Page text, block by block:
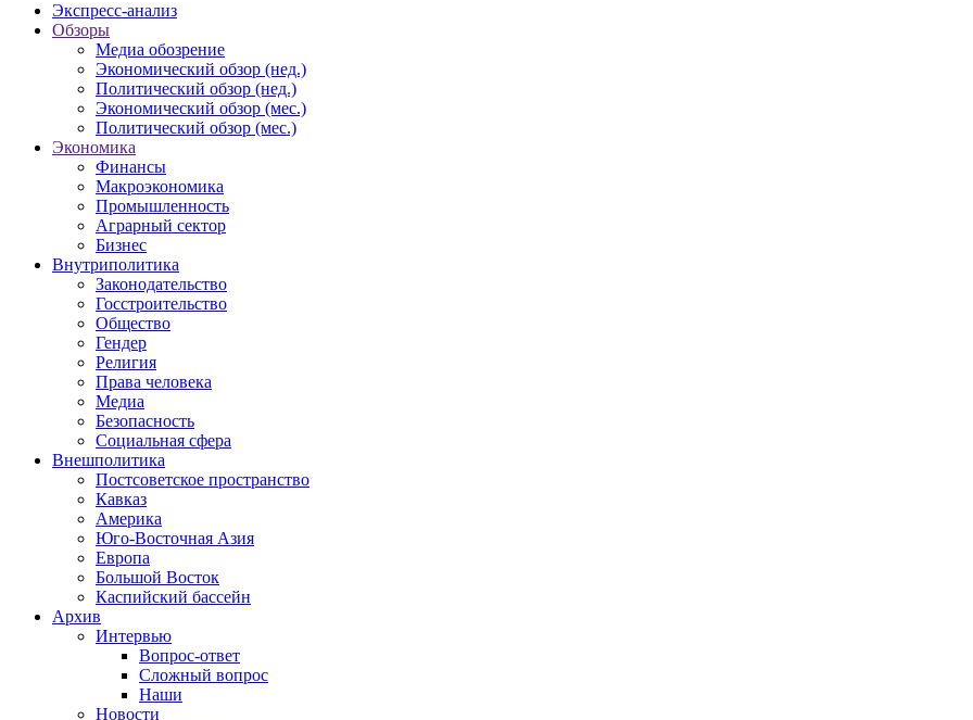
Экспресс-анализ
Обзоры
Медиа обозрение
Экономический обзор (нед.)
Политический обзор (нед.)
Экономический обзор (мес.)
Политический обзор (мес.)
Экономика
Финансы
Макроэкономика
Промышленность
Аграрный сектор
Бизнес
Внутриполитика
Законодательство
Госстроительство
Общество
Гендер
Религия
Права человека
Медиа
Безопасность
Социальная сфера
Внешполитика
Постсоветское пространство
Кавказ
Америка
Юго-Восточная Азия
Европа
Большой Восток
Каспийский бассейн
Архив
Интервью
Вопрос-ответ
Сложный вопрос
Наши
Новости